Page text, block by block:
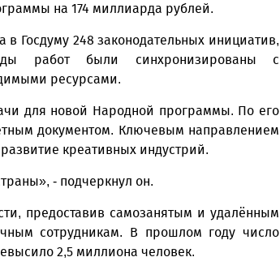
на 174 миллиарда рублей.
Госдуму 248 законодательных инициатив,
работ были синхронизированы с
ресурсами.
для новой Народной программы. По его
документом. Ключевым направлением
креативных индустрий.
- подчеркнул он.
предоставив самозанятым и удалённым
сотрудникам. В прошлом году число
2,5 миллиона человек.